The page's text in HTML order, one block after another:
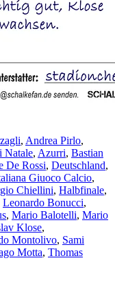
, Andrea Pirlo,
Natale, Azurri, Bastian
De Rossi, Deutschland,
Giuoco Calcio,
Chiellini, Halbfinale,
Leonardo Bonucci,
, Mario Balotelli, Mario
Klose,
Montolivo, Sami
Motta, Thomas